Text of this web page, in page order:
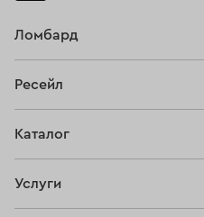
Ломбард
Тарифы
Ресейл
Купить
Каталог
Услуги